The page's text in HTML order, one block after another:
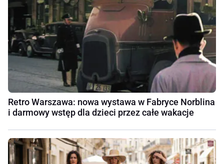
Retro Warszawa: nowa wystawa w Fabryce Norblina
i darmowy wstęp dla dzieci przez całe wakacje